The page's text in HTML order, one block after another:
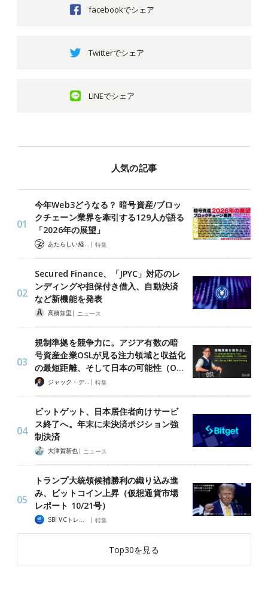
facebookでシェア
Twitterでシェア
LINEでシェア
人気の記事
今年Web3どうなる？ 暗号資産/ブロッ
クチェーン業界を牽引する129人が語る
「2026年の展望」
あたらしい経済 編集部 | 特集
Secured Finance、「JPYC」対応のレ
ンディングや担保付き借入、自動決済
など新機能を発表
髙橋知里 | ニュース
規制準拠を競争力に。アジア有数の暗
号資産企業OSLが見る注力領域と収益化
の最短距離、そして日本の可能性（O…
ジャック・デロン（Jack Derong） | 特集
ビットゲット、日本居住者向けサービ
ス終了へ。年末に未決済ポジション強
制決済
大津賀新也 | ニュース
トランプ大統領候補勝利の織り込み進
み、ビットコイン上昇（仮想通貨市場
レポート 10/21号）
SBI VCトレード | 特集
Top30を見る